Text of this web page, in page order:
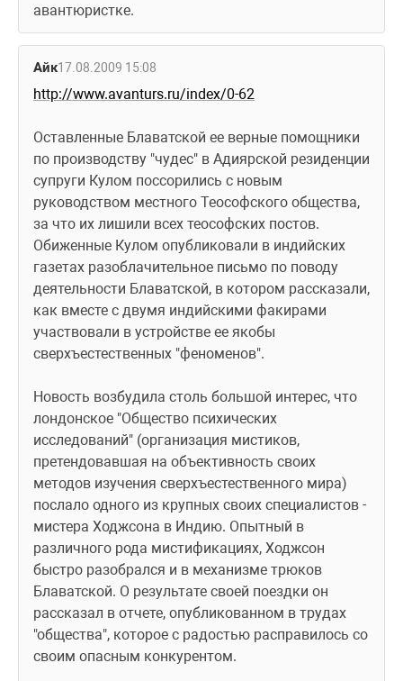
авантюристке.
Айк17.08.2009 15:08
http://www.avanturs.ru/index/0-62
Оставленные Блаватской ее верные помощники
по производству "чудес" в Адиярской резиденции
супруги Кулом поссорились с новым
руководством местного Теософского общества,
за что их лишили всех теософских постов.
Обиженные Кулом опубликовали в индийских
газетах разоблачительное письмо по поводу
деятельности Блаватской, в котором рассказали,
как вместе с двумя индийскими факирами
участвовали в устройстве ее якобы
сверхъестественных "феноменов".
Новость возбудила столь большой интерес, что
лондонское "Общество психических
исследований" (организация мистиков,
претендовавшая на объективность своих
методов изучения сверхъестественного мира)
послало одного из крупных своих специалистов -
мистера Ходжсона в Индию. Опытный в
различного рода мистификациях, Ходжсон
быстро разобрался и в механизме трюков
Блаватской. О результате своей поездки он
рассказал в отчете, опубликованном в трудах
"общества", которое с радостью расправилось со
своим опасным конкурентом.